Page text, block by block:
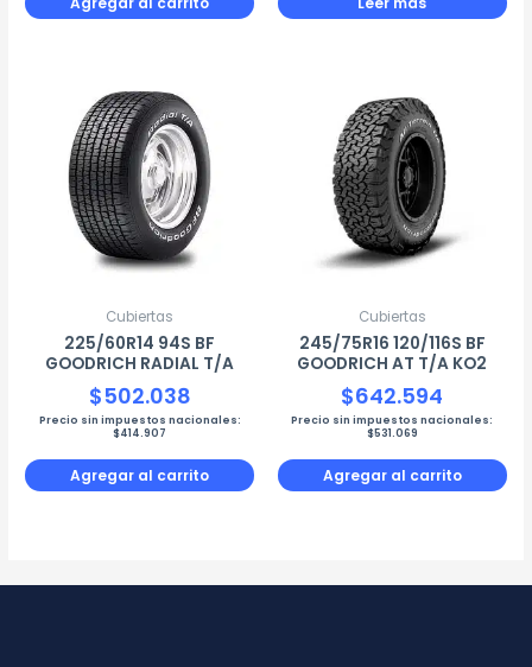
Cubiertas
225/60R14 94S BF
GOODRICH RADIAL T/A
$502.038
Precio sin impuestos nacionales:
$414.907
Agregar al carrito
Cubiertas
245/75R16 120/116S BF
GOODRICH AT T/A KO2
$642.594
Precio sin impuestos nacionales:
$531.069
Agregar al carrito